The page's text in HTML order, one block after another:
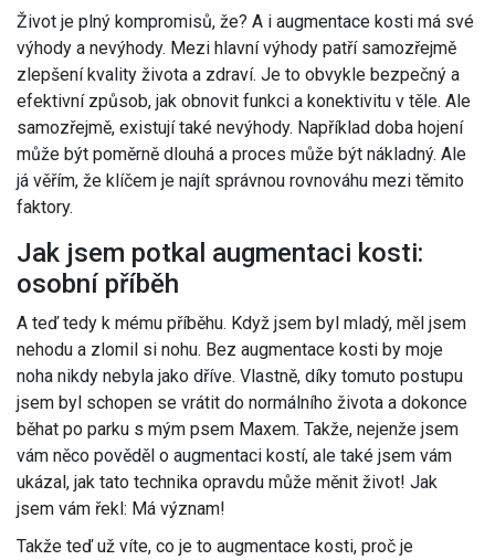
Život je plný kompromisů, že? A i augmentace kosti má své
výhody a nevýhody. Mezi hlavní výhody patří samozřejmě
zlepšení kvality života a zdraví. Je to obvykle bezpečný a
efektivní způsob, jak obnovit funkci a konektivitu v těle. Ale
samozřejmě, existují také nevýhody. Například doba hojení
může být poměrně dlouhá a proces může být nákladný. Ale
já věřím, že klíčem je najít správnou rovnováhu mezi těmito
faktory.
Jak jsem potkal augmentaci kosti:
osobní příběh
A teď tedy k mému příběhu. Když jsem byl mladý, měl jsem
nehodu a zlomil si nohu. Bez augmentace kosti by moje
noha nikdy nebyla jako dříve. Vlastně, díky tomuto postupu
jsem byl schopen se vrátit do normálního života a dokonce
běhat po parku s mým psem Maxem. Takže, nejenže jsem
vám něco pověděl o augmentaci kostí, ale také jsem vám
ukázal, jak tato technika opravdu může měnit život! Jak
jsem vám řekl: Má význam!
Takže teď už víte, co je to augmentace kosti, proč je